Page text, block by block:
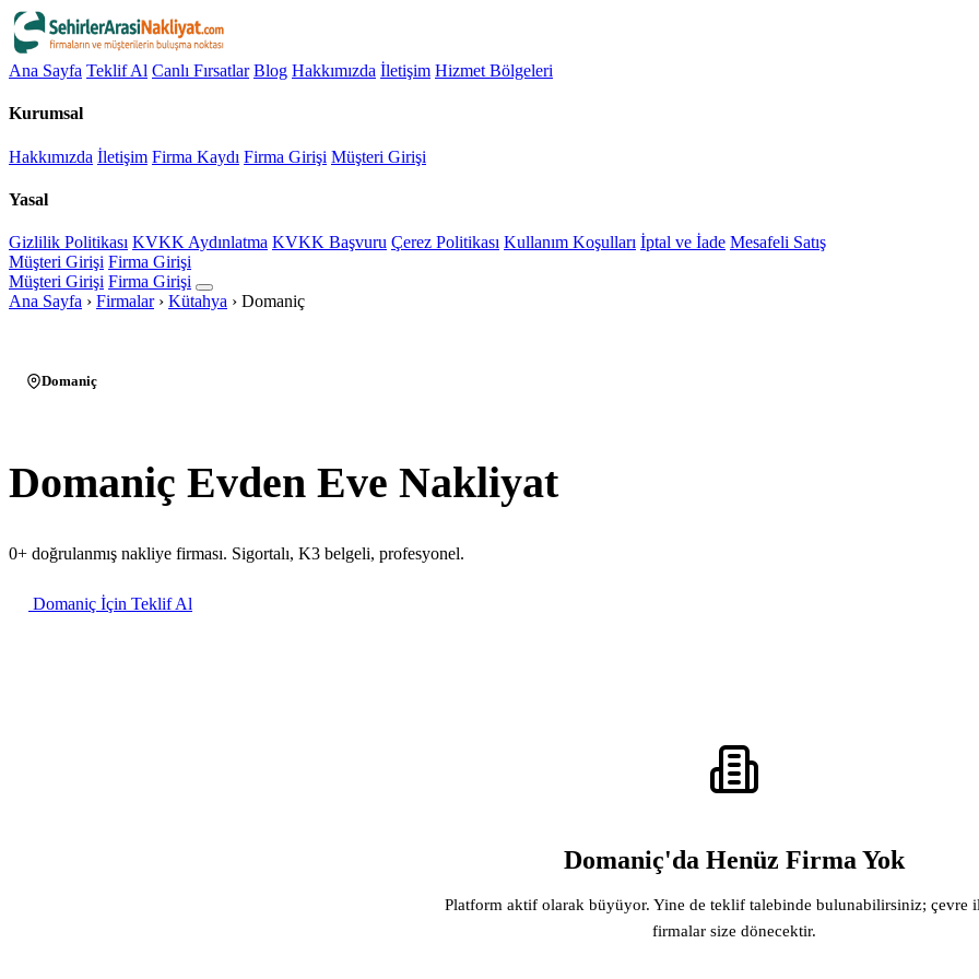
Ana Sayfa Teklif Al Canlı Fırsatlar Blog Hakkımızda İletişim Hizmet Bölgeleri
Kurumsal
Hakkımızda İletişim Firma Kaydı Firma Girişi Müşteri Girişi
Yasal
Gizlilik Politikası KVKK Aydınlatma KVKK Başvuru Çerez Politikası Kullanım Koşulları İptal ve İade Mesafeli Satış
Müşteri Girişi Firma Girişi
Müşteri Girişi Firma Girişi
Ana Sayfa › Firmalar › Kütahya › Domaniç
Domaniç
Domaniç Evden Eve Nakliyat
0+ doğrulanmış nakliye firması. Sigortalı, K3 belgeli, profesyonel.
Domaniç İçin Teklif Al
Domaniç'da Henüz Firma Yok
Platform aktif olarak büyüyor. Yine de teklif talebinde bulunabilirsiniz; çevre
firmalar size dönecektir.